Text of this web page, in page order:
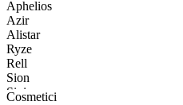
Aphelios
Azir
Alistar
Ryze
Rell
Sion
Sivir
Cosmetici